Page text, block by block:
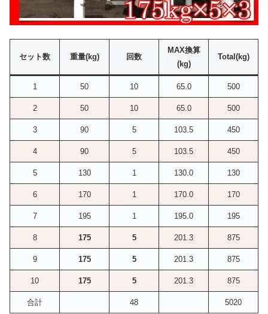
セット数 重量(kg) 回数
MAX換算
(kg)
Total(kg)
1 50 10 65.0 500
2 50 10 65.0 500
3 90 5 103.5 450
4 90 5 103.5 450
5 130 1 130.0 130
6 170 1 170.0 170
7 195 1 195.0 195
8 175 5 201.3 875
9 175 5 201.3 875
10 175 5 201.3 875
合計 48 5020